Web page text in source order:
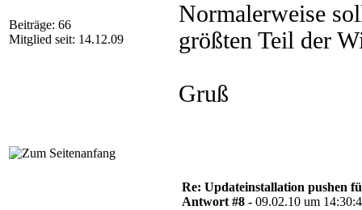
Set
Next
'#######################
Beiträge: 66
Mitglied seit: 14.12.09
Normalerweise
größten Teil der
Gruß
Re: Updateinstallation pushen
Antwort #8 - 09.02.10 um